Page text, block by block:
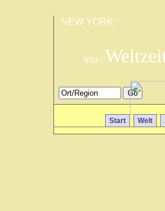
NEW YORK:
http://
Start Welt